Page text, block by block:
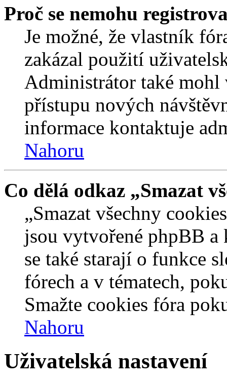
Proč se nemohu
Je možné, že vlastník
zakázal použití
Administrátor také mohl
přístupu nových
informace kontaktuje
Nahoru
Co dělá odkaz „Smazat
„Smazat všechny
jsou vytvořené phpBB a
se také starají o funkce
fórech a v tématech,
Smažte cookies fóra
Nahoru
Uživatelská nastavení